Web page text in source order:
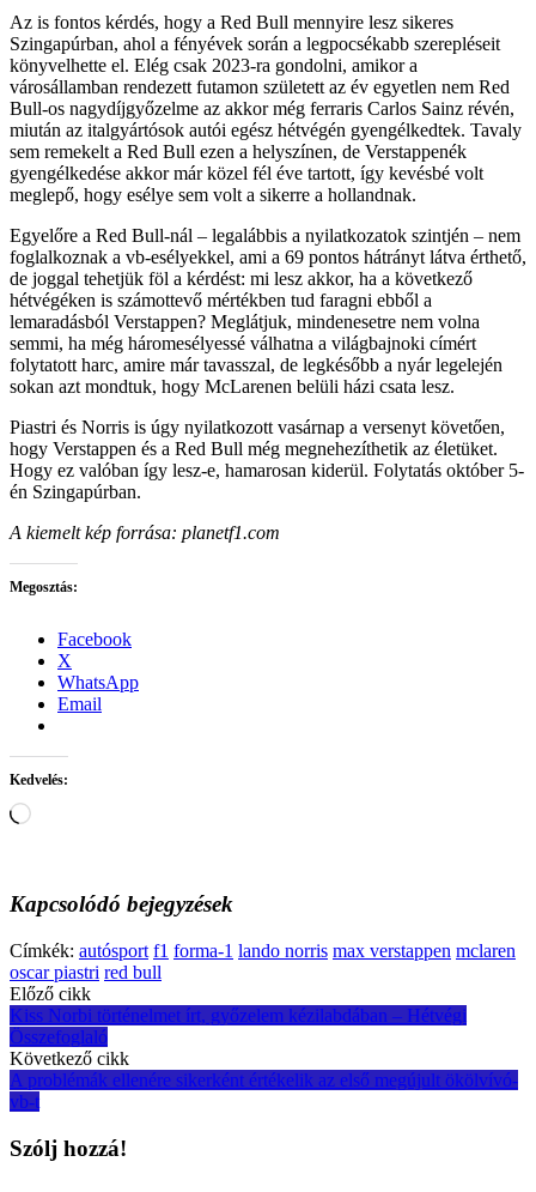
Az is fontos kérdés, hogy a Red Bull mennyire lesz sikeres
Szingapúrban, ahol a fényévek során a legpocsékabb szerepléseit
könyvelhette el. Elég csak 2023-ra gondolni, amikor a
városállamban rendezett futamon született az év egyetlen nem Red
Bull-os nagydíjgyőzelme az akkor még ferraris Carlos Sainz révén,
miután az italgyártósok autói egész hétvégén gyengélkedtek. Tavaly
sem remekelt a Red Bull ezen a helyszínen, de Verstappenék
gyengélkedése akkor már közel fél éve tartott, így kevésbé volt
meglepő, hogy esélye sem volt a sikerre a hollandnak.
Egyelőre a Red Bull-nál – legalábbis a nyilatkozatok szintjén – nem
foglalkoznak a vb-esélyekkel, ami a 69 pontos hátrányt látva érthető,
de joggal tehetjük föl a kérdést: mi lesz akkor, ha a következő
hétvégéken is számottevő mértékben tud faragni ebből a
lemaradásból Verstappen? Meglátjuk, mindenesetre nem volna
semmi, ha még háromesélyessé válhatna a világbajnoki címért
folytatott harc, amire már tavasszal, de legkésőbb a nyár legelején
sokan azt mondtuk, hogy McLarenen belüli házi csata lesz.
Piastri és Norris is úgy nyilatkozott vasárnap a versenyt követően,
hogy Verstappen és a Red Bull még megnehezíthetik az életüket.
Hogy ez valóban így lesz-e, hamarosan kiderül. Folytatás október 5-
én Szingapúrban.
A kiemelt kép forrása: planetf1.com
Megosztás:
Facebook
X
WhatsApp
Email
Kedvelés:
Loading…
Kapcsolódó bejegyzések
Címkék: autósport f1 forma-1 lando norris max verstappen mclaren
oscar piastri red bull
Post
navigation
Előző cikk
Kiss Norbi történelmet írt, győzelem kézilabdában – Hétvégi
Összefoglaló
Következő cikk
A problémák ellenére sikerként értékelik az első megújult ökölvívó-
vb-t
Szólj hozzá!